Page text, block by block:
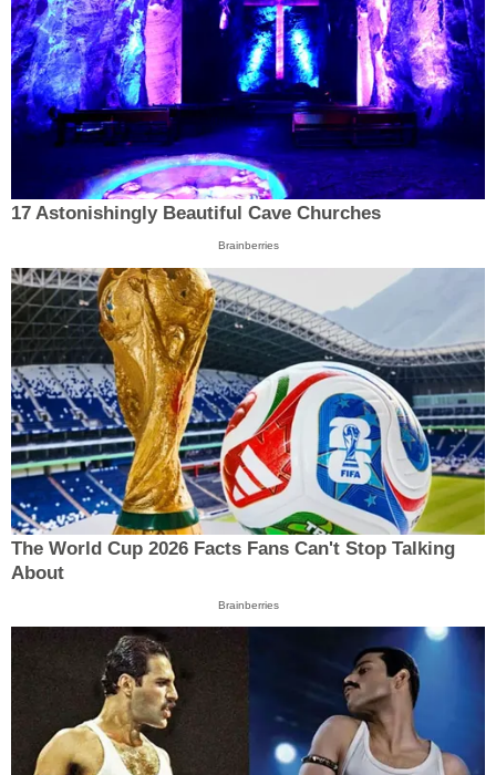
17 Astonishingly Beautiful Cave Churches
Brainberries
The World Cup 2026 Facts Fans Can't Stop Talking
About
Brainberries